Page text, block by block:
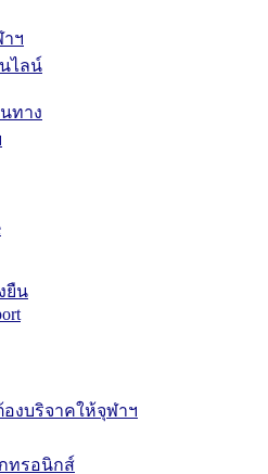
ฯ
ไลน์
ทาง
ยืน
งบริจาคให้จุฬาฯ
ทรอนิกส์